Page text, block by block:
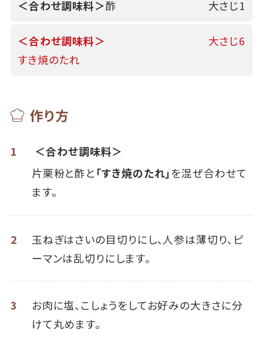
＜合わせ調味料＞酢 大さじ1
＜合わせ調味料＞
すき焼のたれ
大さじ6
作り方
1
＜合わせ調味料＞
片栗粉と酢と「すき焼のたれ」を混ぜ合わせて
ます。
2
玉ねぎはさいの目切りにし、人参は薄切り、ピ
ーマンは乱切りにします。
3
お肉に塩、こしょうをしてお好みの大きさに分
けて丸めます。